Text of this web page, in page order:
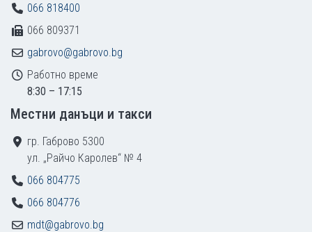
066 818400
066 809371
gabrovo@gabrovo.bg
Работно време
8:30 – 17:15
Местни данъци и такси
гр. Габрово 5300
ул. „Райчо Каролев“ № 4
066 804775
066 804776
mdt@gabrovo.bg